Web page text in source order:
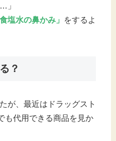
」
塩水の鼻かみ」
をするよ
？
が、最近はドラッグスト
も代用できる商品を見か